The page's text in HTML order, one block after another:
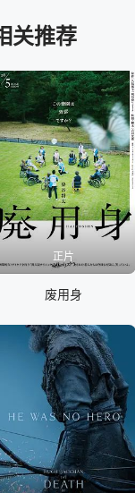
关推荐
正片
废用身